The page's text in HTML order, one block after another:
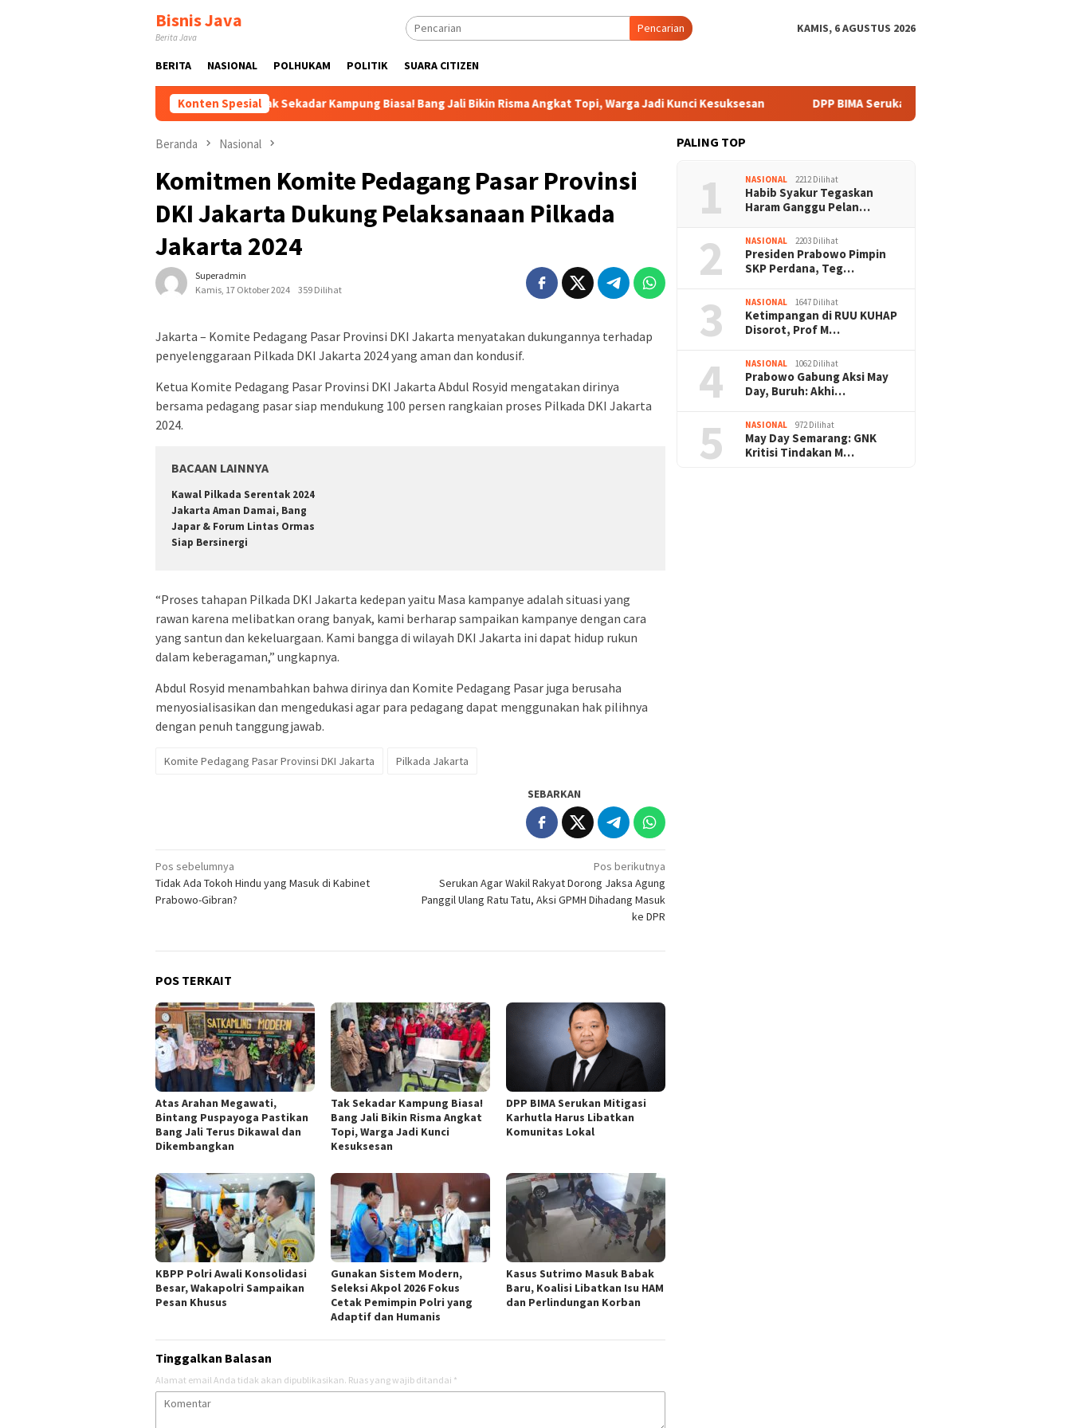
Bisnis Java
Berita Java
Pencarian KAMIS, 6 AGUSTUS 2026
BERITA NASIONAL POLHUKAM POLITIK SUARA CITIZEN
Konten Spesial
Tak Sekadar Kampung Biasa! Bang Jali Bikin Risma Angkat Topi, Warga Jadi Kunci Kesuksesan DPP BIMA Serukan Mitigasi Karhutla Harus Libatkan
Beranda Nasional
Komitmen Komite Pedagang Pasar Provinsi
DKI Jakarta Dukung Pelaksanaan Pilkada
Jakarta 2024
Superadmin
Kamis, 17 Oktober 2024
359 Dilihat
Jakarta – Komite Pedagang Pasar Provinsi DKI Jakarta menyatakan dukungannya terhadap
penyelenggaraan Pilkada DKI Jakarta 2024 yang aman dan kondusif.
Ketua Komite Pedagang Pasar Provinsi DKI Jakarta Abdul Rosyid mengatakan dirinya
bersama pedagang pasar siap mendukung 100 persen rangkaian proses Pilkada DKI Jakarta
2024.
BACAAN LAINNYA
Kawal Pilkada Serentak 2024
Jakarta Aman Damai, Bang
Japar & Forum Lintas Ormas
Siap Bersinergi
“Proses tahapan Pilkada DKI Jakarta kedepan yaitu Masa kampanye adalah situasi yang
rawan karena melibatkan orang banyak, kami berharap sampaikan kampanye dengan cara
yang santun dan kekeluargaan. Kami bangga di wilayah DKI Jakarta ini dapat hidup rukun
dalam keberagaman,” ungkapnya.
Abdul Rosyid menambahkan bahwa dirinya dan Komite Pedagang Pasar juga berusaha
menyosialisasikan dan mengedukasi agar para pedagang dapat menggunakan hak pilihnya
dengan penuh tanggungjawab.
Komite Pedagang Pasar Provinsi DKI Jakarta Pilkada Jakarta
SEBARKAN
Navigasi
pos
Pos sebelumnya
Tidak Ada Tokoh Hindu yang Masuk di Kabinet
Prabowo-Gibran?
Pos berikutnya
Serukan Agar Wakil Rakyat Dorong Jaksa Agung
Panggil Ulang Ratu Tatu, Aksi GPMH Dihadang Masuk
ke DPR
POS TERKAIT
Atas Arahan Megawati,
Bintang Puspayoga Pastikan
Bang Jali Terus Dikawal dan
Dikembangkan
Tak Sekadar Kampung Biasa!
Bang Jali Bikin Risma Angkat
Topi, Warga Jadi Kunci
Kesuksesan
DPP BIMA Serukan Mitigasi
Karhutla Harus Libatkan
Komunitas Lokal
KBPP Polri Awali Konsolidasi
Besar, Wakapolri Sampaikan
Pesan Khusus
Gunakan Sistem Modern,
Seleksi Akpol 2026 Fokus
Cetak Pemimpin Polri yang
Adaptif dan Humanis
Kasus Sutrimo Masuk Babak
Baru, Koalisi Libatkan Isu HAM
dan Perlindungan Korban
Tinggalkan Balasan
Alamat email Anda tidak akan dipublikasikan. Ruas yang wajib ditandai *
PALING TOP
1 NASIONAL 2212 Dilihat
Habib Syakur Tegaskan
Haram Ganggu Pelan…
2 NASIONAL 2203 Dilihat
Presiden Prabowo Pimpin
SKP Perdana, Teg…
3 NASIONAL 1647 Dilihat
Ketimpangan di RUU KUHAP
Disorot, Prof M…
4 NASIONAL 1062 Dilihat
Prabowo Gabung Aksi May
Day, Buruh: Akhi…
5 NASIONAL 972 Dilihat
May Day Semarang: GNK
Kritisi Tindakan M…